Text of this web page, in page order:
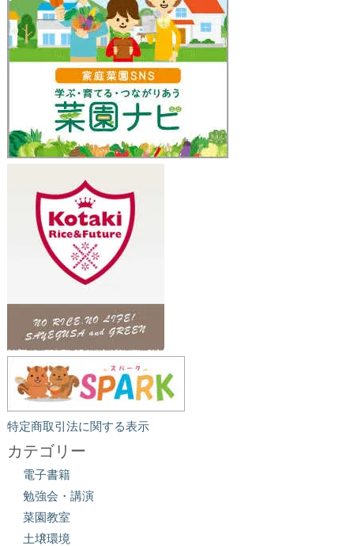
特定商取引法に関する表示
カテゴリー
電子書籍
勉強会・講演
菜園教室
土壌環境